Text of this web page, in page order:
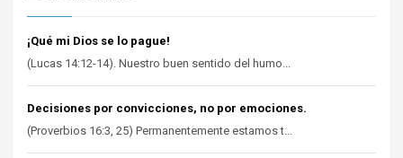
¡Qué mi Dios se lo pague!
(Lucas 14:12-14). Nuestro buen sentido del humo...
Decisiones por convicciones, no por emociones.
(Proverbios 16:3, 25) Permanentemente estamos t...